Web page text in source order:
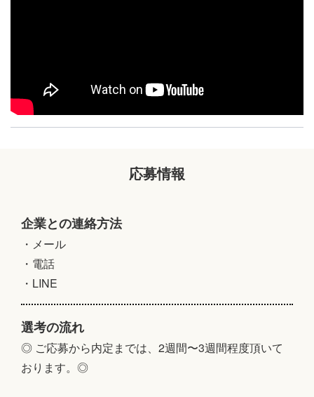
応募情報
企業との連絡方法
・メール
・電話
・LINE
選考の流れ
◎ ご応募から内定までは、2週間〜3週間程度頂いて
おります。◎